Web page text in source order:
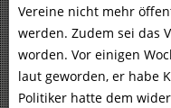
Vereine nicht mehr
werden. Zudem sei das
worden. Vor einigen
laut geworden, er habe
Politiker hatte dem